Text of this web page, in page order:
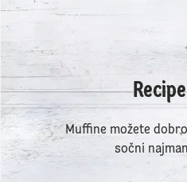
Muffine možete
sočni